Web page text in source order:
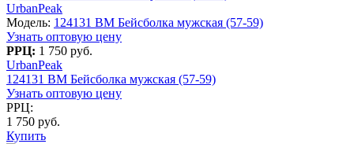
UrbanPeak
Модель: 124131 BM Бейсболка мужская (57-59)
Узнать оптовую цену
РРЦ: 1 750 руб.
UrbanPeak
124131 BM Бейсболка мужская (57-59)
Узнать оптовую цену
РРЦ:
1 750 руб.
Купить